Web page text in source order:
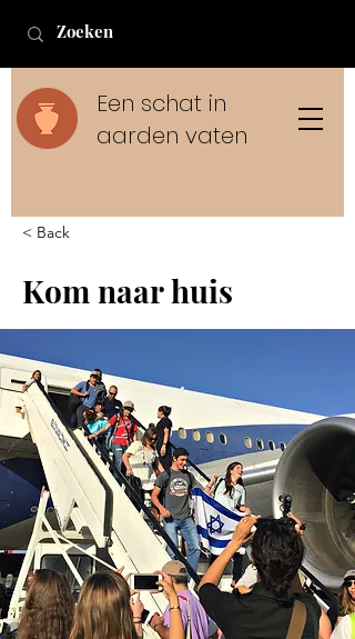
Een schat in
aarden vaten
< Back
Kom naar huis